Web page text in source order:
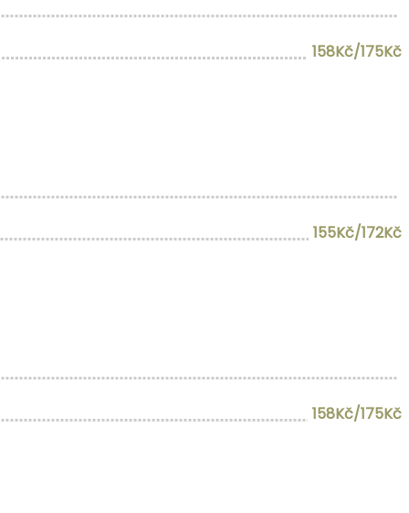
158Kč/175Kč
155Kč/172Kč
158Kč/175Kč